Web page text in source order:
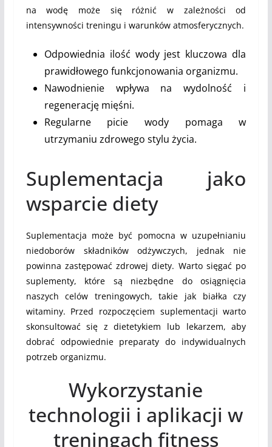
na wodę może się różnić w zależności od
intensywności treningu i warunków atmosferycznych.
Odpowiednia ilość wody jest kluczowa dla
prawidłowego funkcjonowania organizmu.
Nawodnienie wpływa na wydolność i
regenerację mięśni.
Regularne picie wody pomaga w
utrzymaniu zdrowego stylu życia.
Suplementacja jako
wsparcie diety
Suplementacja może być pomocna w uzupełnianiu
niedoborów składników odżywczych, jednak nie
powinna zastępować zdrowej diety. Warto sięgać po
suplementy, które są niezbędne do osiągnięcia
naszych celów treningowych, takie jak białka czy
witaminy. Przed rozpoczęciem suplementacji warto
skonsultować się z dietetykiem lub lekarzem, aby
dobrać odpowiednie preparaty do indywidualnych
potrzeb organizmu.
Wykorzystanie
technologii i aplikacji w
treningach fitness